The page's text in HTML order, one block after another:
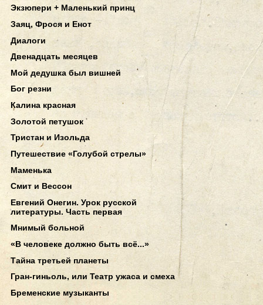
Экзюпери + Маленький принц
Заяц, Фрося и Енот
Диалоги
Двенадцать месяцев
Мой дедушка был вишней
Бог резни
Калина красная
Золотой петушок
Тристан и Изольда
Путешествие «Голубой стрелы»
Маменька
Смит и Вессон
Евгений Онегин. Урок русской
литературы. Часть первая
Мнимый больной
«В человеке должно быть всё...»
Тайна третьей планеты
Гран-гиньоль, или Театр ужаса и смеха
Бременские музыканты